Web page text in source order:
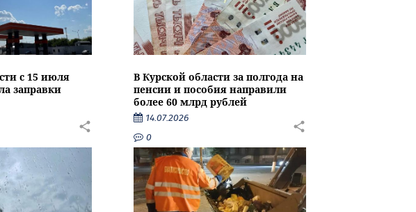
с 15 июля
заправки
В Курской области за полгода на
пенсии и пособия направили
более 60 млрд рублей
14.07.2026
0